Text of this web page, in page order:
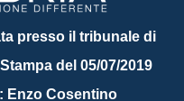
presso il tribunale di
del 05/07/2019
Enzo Cosentino